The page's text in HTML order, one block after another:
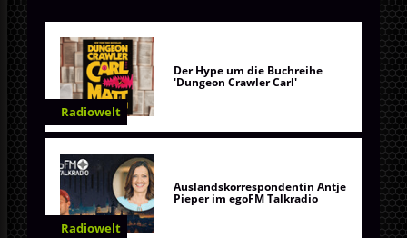
Radiowelt
Der Hype um die Buchreihe
'Dungeon Crawler Carl'
Radiowelt
Auslandskorrespondentin Antje
Pieper im egoFM Talkradio